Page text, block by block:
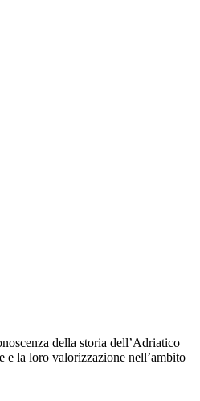
della storia dell’Adriatico
e la loro valorizzazione nell’ambito